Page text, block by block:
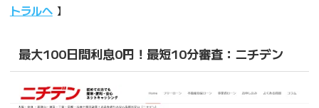
トラルへ 】
最大100日間利息0円！最短10分審査：ニチデン